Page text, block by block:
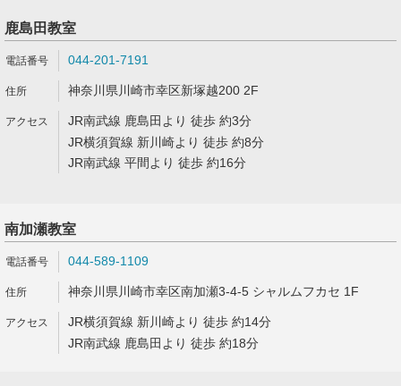
鹿島田教室
044-201-7191
神奈川県川崎市幸区新塚越200 2F
JR南武線 鹿島田より 徒歩 約3分
JR横須賀線 新川崎より 徒歩 約8分
JR南武線 平間より 徒歩 約16分
南加瀬教室
044-589-1109
神奈川県川崎市幸区南加瀬3-4-5 シャルムフカセ 1F
JR横須賀線 新川崎より 徒歩 約14分
JR南武線 鹿島田より 徒歩 約18分